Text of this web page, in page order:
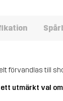
förvandlas till
utmärkt val